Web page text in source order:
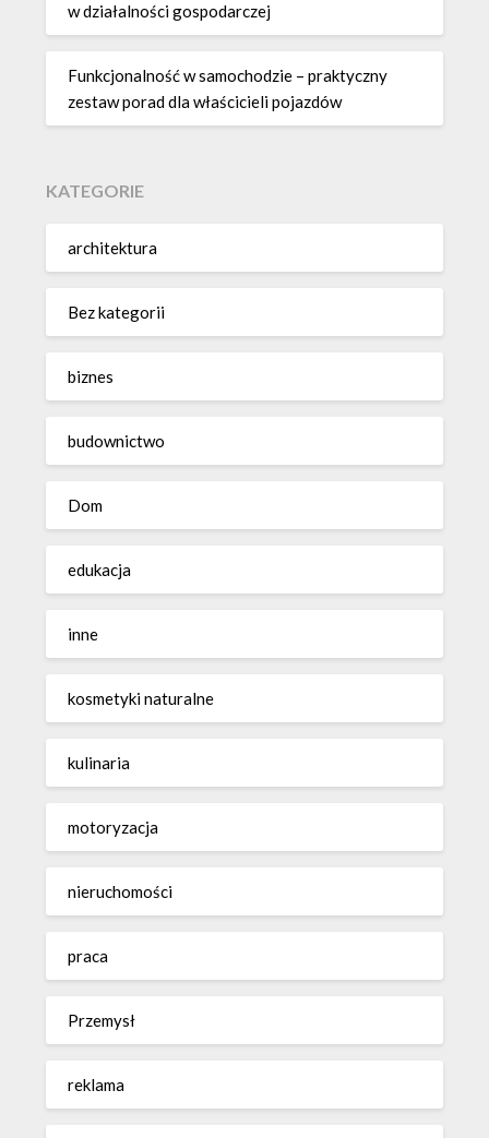
w działalności gospodarczej
Funkcjonalność w samochodzie – praktyczny
zestaw porad dla właścicieli pojazdów
KATEGORIE
architektura
Bez kategorii
biznes
budownictwo
Dom
edukacja
inne
kosmetyki naturalne
kulinaria
motoryzacja
nieruchomości
praca
Przemysł
reklama